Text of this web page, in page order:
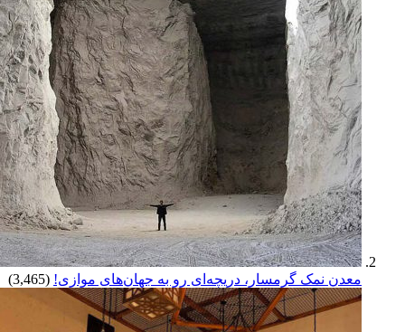
معدن نمک گرمسار، دریچه‌ای رو به جهان‌های موازی! (3,465)